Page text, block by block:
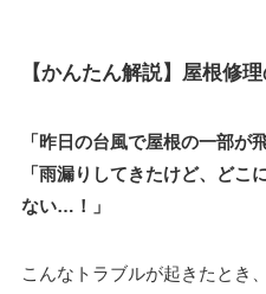
【かんたん解説】屋根修
「昨日の台風で屋根の一部が
「雨漏りしてきたけど、どこ
ない…！」
こんなトラブルが起きたとき、